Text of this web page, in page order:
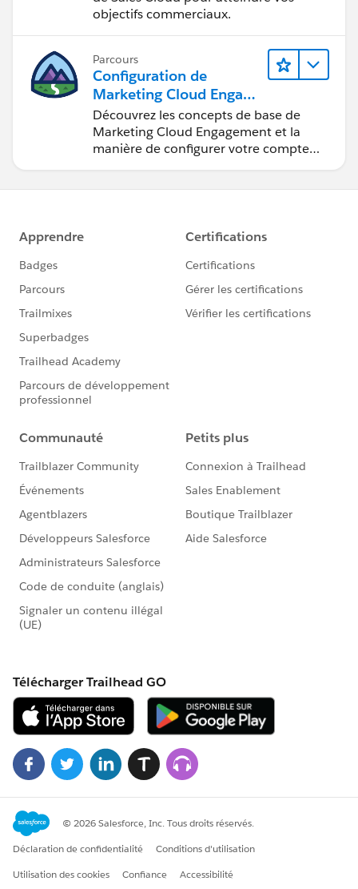
objectifs commerciaux.
Parcours
Configuration de
Marketing Cloud Engage
ment
Découvrez les concepts de base de
Marketing Cloud Engagement et la
manière de configurer votre compte